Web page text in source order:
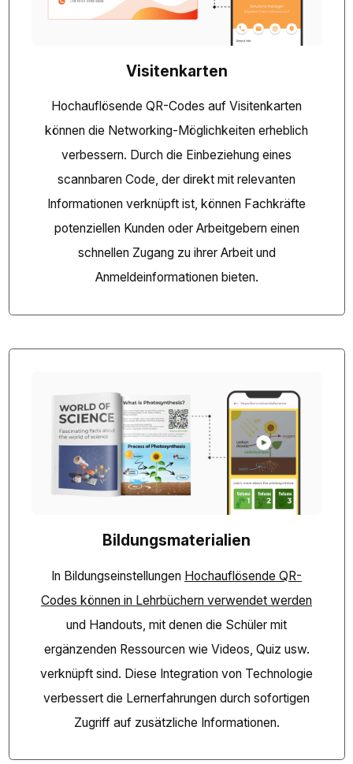
Visitenkarten
Hochauflösende QR-Codes auf Visitenkarten
können die Networking-Möglichkeiten erheblich
verbessern. Durch die Einbeziehung eines
scannbaren Code, der direkt mit relevanten
Informationen verknüpft ist, können Fachkräfte
potenziellen Kunden oder Arbeitgebern einen
schnellen Zugang zu ihrer Arbeit und
Anmeldeinformationen bieten.
Bildungsmaterialien
In Bildungseinstellungen Hochauflösende QR-
Codes können in Lehrbüchern verwendet werden
und Handouts, mit denen die Schüler mit
ergänzenden Ressourcen wie Videos, Quiz usw.
verknüpft sind. Diese Integration von Technologie
verbessert die Lernerfahrungen durch sofortigen
Zugriff auf zusätzliche Informationen.